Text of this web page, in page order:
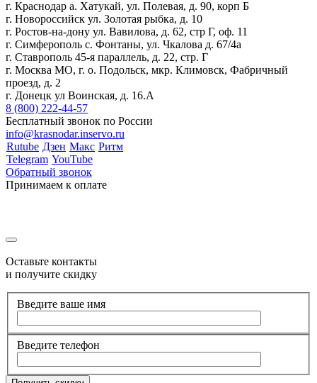
г. Краснодар а. Хатукай, ул. Полевая, д. 90, корп Б
г. Новороссийск ул. Золотая рыбка, д. 10
г. Ростов-на-дону ул. Вавилова, д. 62, стр Г, оф. 11
г. Симферополь с. Фонтаны, ул. Чкалова д. 67/4а
г. Ставрополь 45-я параллель, д. 22, стр. Г
г. Москва МО, г. о. Подольск, мкр. Климовск, Фабричный
проезд, д. 2
г. Донецк ул Воинская, д. 16.А
8 (800) 222-44-57
Бесплатный звонок по России
info@krasnodar.inservo.ru
Rutube Дзен Макс Ритм
Telegram YouTube
Обратный звонок
Принимаем к оплате
Оставьте контакты
и получите скидку
Введите ваше имя
Введите телефон